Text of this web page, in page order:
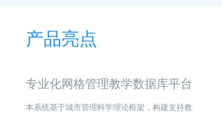
产品亮点
专业化网格管理教学数据库平台
本系统基于城市管理科学理论框架，构建支持教